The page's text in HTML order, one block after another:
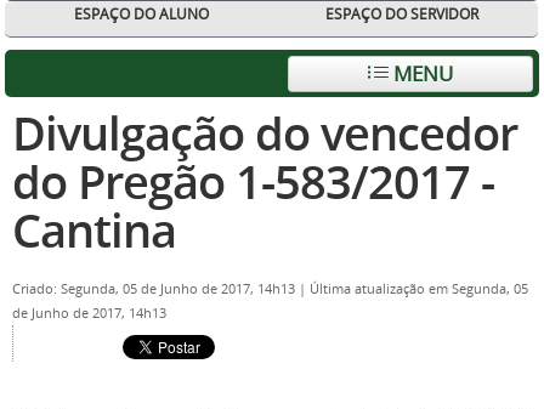
ESPAÇO DO ALUNO
ESPAÇO DO SERVIDOR
MENU
Divulgação do vencedor
do Pregão 1-583/2017 -
Cantina
Criado: Segunda, 05 de Junho de 2017, 14h13 | Última atualização em Segunda, 05
de Junho de 2017, 14h13